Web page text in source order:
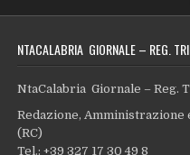
NTACALABRIA GIORNALE – REG.
NtaCalabria Giornale – Reg.
Redazione,
(RC)
Tel.: +39 327 17 30 49 8